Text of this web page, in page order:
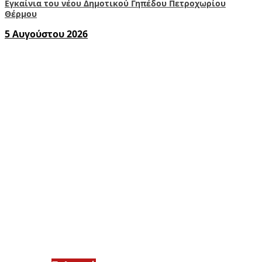
Εγκαίνια του νέου Δημοτικού Γηπέδου Πετροχωρίου
Θέρμου
5 Αυγούστου 2026